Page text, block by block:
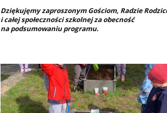
Dziękujęmy zaproszonym Gościom, Radzie
i całej społeczności szkolnej za obecność
na podsumowaniu programu.